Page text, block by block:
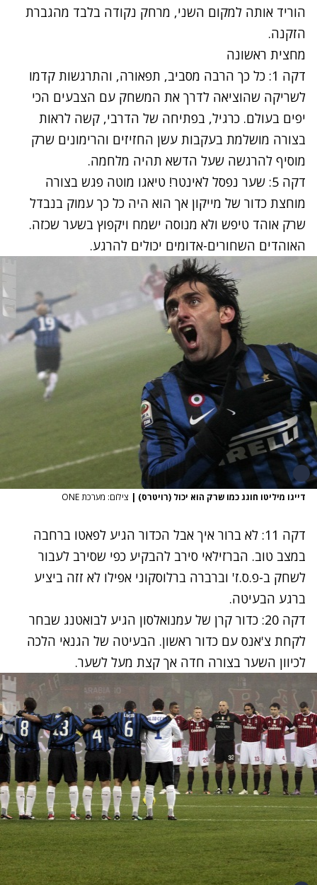
הוריד אותה למקום השני, מרחק נקודה בלבד מהגברת
הזקנה.
מחצית ראשונה
דקה 1: כל כך הרבה מסביב, תפאורה, והתרגשות קדמו
לשריקה שהוציאה לדרך את המשחק עם הצבעים הכי
יפים בעולם. כרגיל, בפתיחה של הדרבי, קשה לראות
בצורה מושלמת בעקבות עשן החזיזים והרימונים שרק
מוסיף להרגשה שעל הדשא תהיה מלחמה.
דקה 5: שער נפסל לאינטר! טיאגו מוטה פגש בצורה
מוחצת כדור של מייקון אך הוא היה כל כך עמוק בנבדל
שרק אוהד טיפש ולא מנוסה ישמח ויקפוץ בשער שכזה.
האוהדים השחורים-אדומים יכולים להרגע.
דייגו מיליטו חוגג כמו שרק הוא יכול (רויטרס) | צילום: מערכת ONE
דקה 11: לא ברור איך אבל הכדור הגיע לפאטו ברחבה
במצב טוב. הברזילאי סירב להבקיע כפי שסירב לעבור
לשחק ב-פ.ס.ז' וברברה ברלוסקוני אפילו לא זזה ביציע
ברגע הבעיטה.
דקה 20: כדור קרן של עמנואלסון הגיע לבואטנג שבחר
לקחת צ'אנס עם כדור ראשון. הבעיטה של הגנאי הלכה
לכיוון השער בצורה חדה אך קצת מעל לשער.